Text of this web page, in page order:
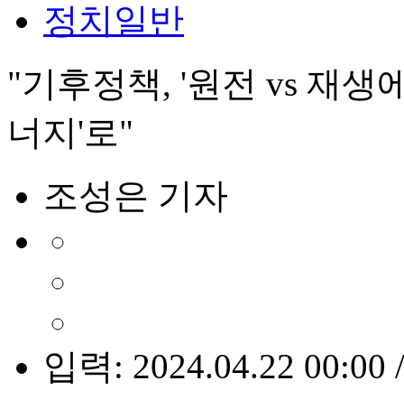
정치일반
"기후정책, '원전 vs 재생
너지'로"
조성은 기자
입력: 2024.04.22 00:00